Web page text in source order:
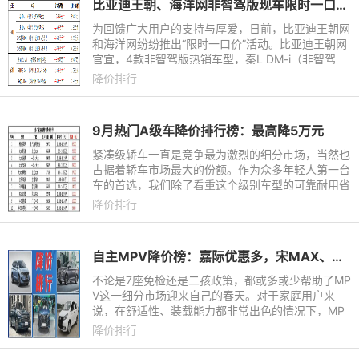
比亚迪王朝、海洋网非智驾版现车限时一口价，最低8.98万元起
为回馈广大用户的支持与厚爱，日前，比亚迪王朝网
和海洋网纷纷推出“限时一口价”活动。比亚迪王朝网
官宣，4款非智驾版热销车型，秦L DM-i（非智驾
版）限时一口价8.98万元起，宋L DM-i（非智驾
降价排行
9月热门A级车降价排行榜：最高降5万元
紧凑级轿车一直是竞争最为激烈的细分市场，当然也
占据着轿车市场最大的份额。作为众多年轻人第一台
车的首选，我们除了看重这个级别车型的可靠耐用省
油，往往也对价格比较敏感，毕竟能省一分是一分。
降价排行
自主MPV降价榜：嘉际优惠多，宋MAX、长安欧尚值得买
不论是7座免检还是二孩政策，都或多或少帮助了MP
V这一细分市场迎来自己的春天。对于家庭用户来
说，在舒适性、装载能力都非常出色的情况下，MP
V在一定程度上也是个很实用的选择。如今自主品牌
降价排行